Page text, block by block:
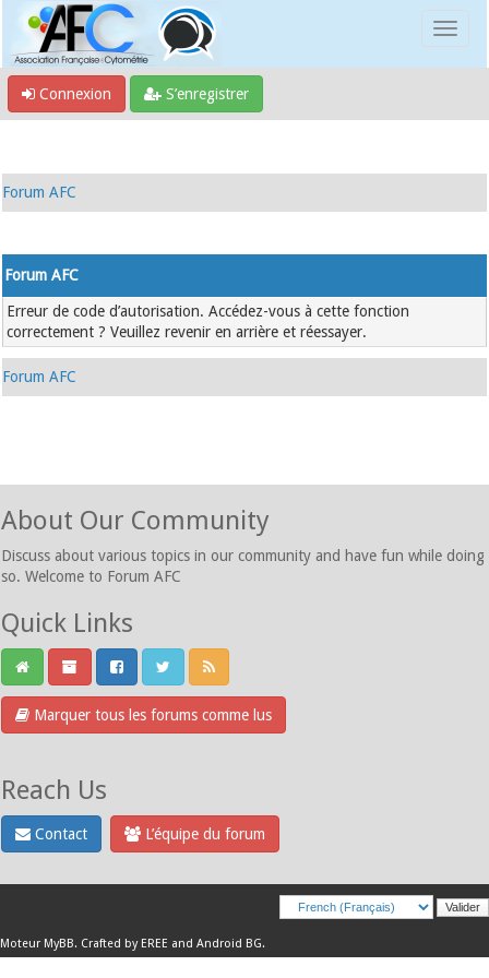
Connexion S’enregistrer
Forum AFC
Forum AFC
Erreur de code d’autorisation. Accédez-vous à cette fonction
correctement ? Veuillez revenir en arrière et réessayer.
Forum AFC
About Our Community
Discuss about various topics in our community and have fun while doing
so. Welcome to Forum AFC
Quick Links
Marquer tous les forums comme lus
Reach Us
Contact L’équipe du forum
Moteur MyBB. Crafted by EREE and Android BG.